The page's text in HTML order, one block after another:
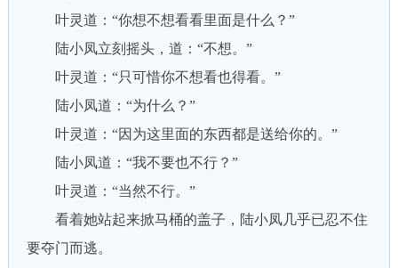
叶灵道：“你想不想看看里面是什么？”
陆小凤立刻摇头，道：“不想。”
叶灵道：“只可惜你不想看也得看。”
陆小凤道：“为什么？”
叶灵道：“因为这里面的东西都是送给你的。”
陆小凤道：“我不要也不行？”
叶灵道：“当然不行。”
看着她站起来掀马桶的盖子，陆小凤几乎已忍不住
要夺门而逃。